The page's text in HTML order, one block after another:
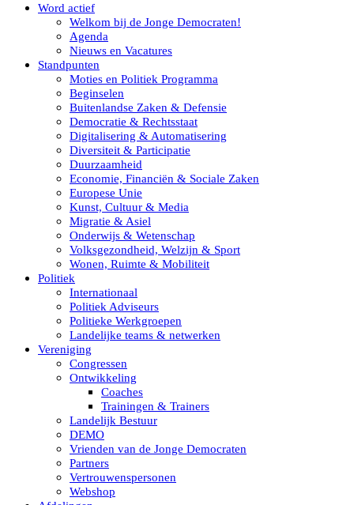
Word actief
Welkom bij de Jonge Democraten!
Agenda
Nieuws en Vacatures
Standpunten
Moties en Politiek Programma
Beginselen
Buitenlandse Zaken & Defensie
Democratie & Rechtsstaat
Digitalisering & Automatisering
Diversiteit & Participatie
Duurzaamheid
Economie, Financiën & Sociale Zaken
Europese Unie
Kunst, Cultuur & Media
Migratie & Asiel
Onderwijs & Wetenschap
Volksgezondheid, Welzijn & Sport
Wonen, Ruimte & Mobiliteit
Politiek
Internationaal
Politiek Adviseurs
Politieke Werkgroepen
Landelijke teams & netwerken
Vereniging
Congressen
Ontwikkeling
Coaches
Trainingen & Trainers
Landelijk Bestuur
DEMO
Vrienden van de Jonge Democraten
Partners
Vertrouwenspersonen
Webshop